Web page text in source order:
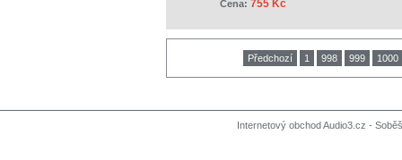
Cena: 755 Kč
Předchozí 1 998 999 1000
Internetový obchod Audio3.cz -